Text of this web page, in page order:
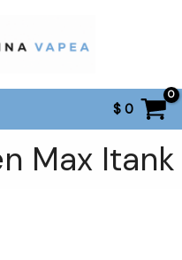
$0
Max Itank